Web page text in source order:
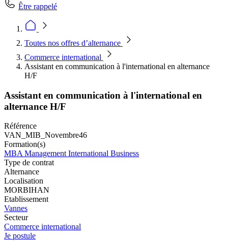
Être rappelé
Toutes nos offres d’alternance
Commerce international
Assistant en communication à l'international en alternance
H/F
Assistant en communication à l'international en
alternance H/F
Référence
VAN_MIB_Novembre46
Formation(s)
MBA Management International Business
Type de contrat
Alternance
Localisation
MORBIHAN
Etablissement
Vannes
Secteur
Commerce international
Je postule